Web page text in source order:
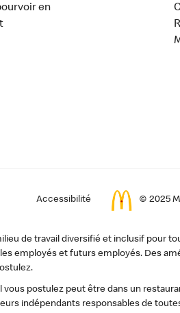
en
Accessibilité © 2025
de travail diversifié et inclusif pour
employés et futurs employés. Des
postulez peut être dans un
indépendants responsables de